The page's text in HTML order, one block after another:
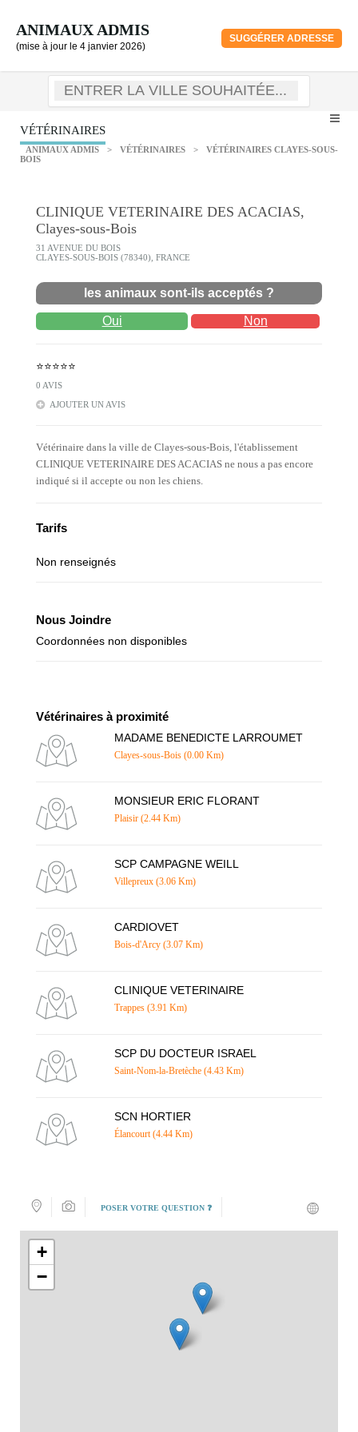
ANIMAUX ADMIS
(mise à jour le 4 janvier 2026)
SUGGÉRER ADRESSE
VÉTÉRINAIRES
ANIMAUX ADMIS > VÉTÉRINAIRES >
VÉTÉRINAIRES CLAYES-SOUS-
BOIS
CLINIQUE VETERINAIRE DES ACACIAS,
Clayes-sous-Bois
31 AVENUE DU BOIS
CLAYES-SOUS-BOIS (78340), FRANCE
les animaux sont-ils acceptés ?
Oui Non
⭐⭐⭐⭐⭐
0 AVIS
AJOUTER UN AVIS
Vétérinaire dans la ville de Clayes-sous-Bois, l'établissement
CLINIQUE VETERINAIRE DES ACACIAS ne nous a pas encore
indiqué si il accepte ou non les chiens.
Tarifs
Non renseignés
Nous Joindre
Coordonnées non disponibles
Vétérinaires à proximité
MADAME BENEDICTE LARROUMET
Clayes-sous-Bois (0.00 Km)
MONSIEUR ERIC FLORANT
Plaisir (2.44 Km)
SCP CAMPAGNE WEILL
Villepreux (3.06 Km)
CARDIOVET
Bois-d'Arcy (3.07 Km)
CLINIQUE VETERINAIRE
Trappes (3.91 Km)
SCP DU DOCTEUR ISRAEL
Saint-Nom-la-Bretèche (4.43 Km)
SCN HORTIER
Élancourt (4.44 Km)
POSER VOTRE QUESTION ❓
+
−